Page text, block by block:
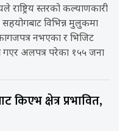
राष्ट्रिय स्तरको कल्याणकारी
विभिन्न मुलुकमा
नभएका र भिजिट
गएर अलपत्र परेका १५५ जना
किएभ क्षेत्र प्रभावित,